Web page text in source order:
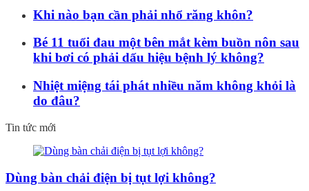
Khi nào bạn cần phải nhổ răng khôn?
Bé 11 tuổi đau một bên mắt kèm buồn nôn sau
khi bơi có phải dấu hiệu bệnh lý không?
Nhiệt miệng tái phát nhiều năm không khỏi là
do đâu?
Tin tức mới
Dùng bàn chải điện bị tụt lợi không?